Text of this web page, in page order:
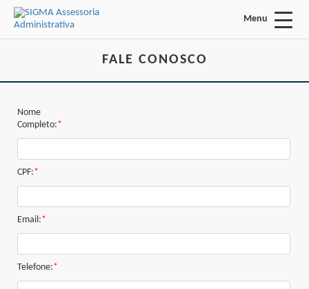
Acessar Área do Candidato:
ENTRAR
INÍCIO
FALE CONOSCO
Menu
FALE CONOSCO
Nome
Completo:*
CPF:*
Email:*
Telefone:*